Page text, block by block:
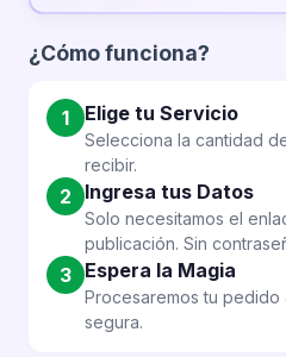
¿Cómo funciona?
1 Elige tu Servicio
Selecciona la cantidad
recibir.
2 Ingresa tus Datos
Solo necesitamos el
publicación. Sin
3 Espera la Magia
Procesaremos tu pedido
segura.